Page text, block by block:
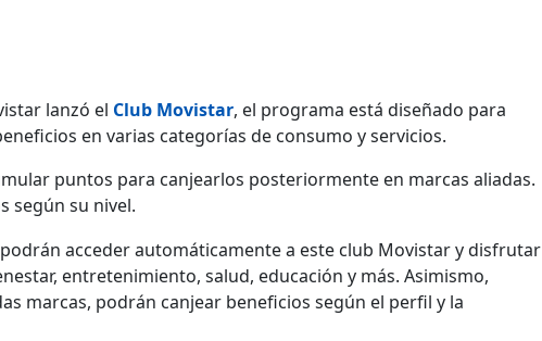
lanzó el Club Movistar, el programa está diseñado para
en varias categorías de consumo y servicios.
puntos para canjearlos posteriormente en marcas aliadas.
según su nivel.
acceder automáticamente a este club Movistar y disfrutar
entretenimiento, salud, educación y más. Asimismo,
marcas, podrán canjear beneficios según el perfil y la